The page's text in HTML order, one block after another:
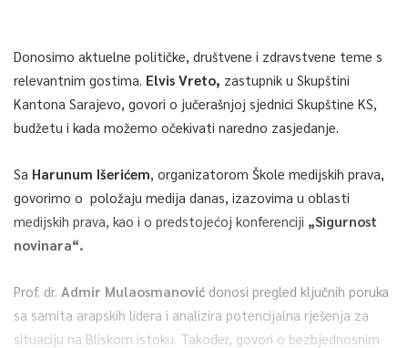
Donosimo aktuelne političke, društvene i zdravstvene teme s
relevantnim gostima. Elvis Vreto, zastupnik u Skupštini
Kantona Sarajevo, govori o jučerašnjoj sjednici Skupštine KS,
budžetu i kada možemo očekivati naredno zasjedanje.
Sa Harunum Išerićem , organizatorom Škole medijskih prava,
govorimo o položaju medija danas, izazovima u oblasti
medijskih prava, kao i o predstojećoj konferenciji „Sigurnost
novinara“.
Prof. dr. Admir Mulaosmanović donosi pregled ključnih poruka
sa samita arapskih lidera i analizira potencijalna rješenja za
situaciju na Bliskom istoku. Također, govori o bezbjednosnim